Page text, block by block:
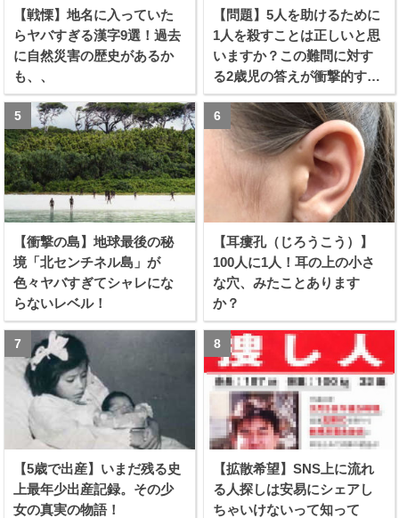
【戦慄】地名に入っていた
らヤバすぎる漢字9選！過去
に自然災害の歴史があるか
も、、
【問題】5人を助けるために
1人を殺すことは正しいと思
いますか？この難問に対す
る2歳児の答えが衝撃的すぎ
る！！
【衝撃の島】地球最後の秘
境「北センチネル島」が
色々ヤバすぎてシャレにな
らないレベル！
【耳瘻孔（じろうこう）】
100人に1人！耳の上の小さ
な穴、みたことあります
か？
【5歳で出産】いまだ残る史
上最年少出産記録。その少
女の真実の物語！
【拡散希望】SNS上に流れ
る人探しは安易にシェアし
ちゃいけないって知って